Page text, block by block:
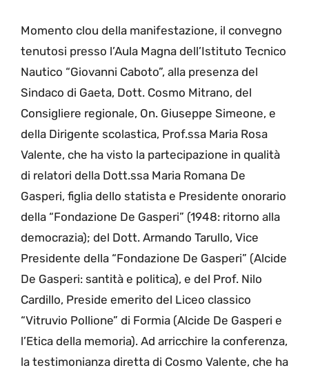
Momento clou della manifestazione, il convegno
tenutosi presso l’Aula Magna dell’Istituto Tecnico
Nautico “Giovanni Caboto”, alla presenza del
Sindaco di Gaeta, Dott. Cosmo Mitrano, del
Consigliere regionale, On. Giuseppe Simeone, e
della Dirigente scolastica, Prof.ssa Maria Rosa
Valente, che ha visto la partecipazione in qualità
di relatori della Dott.ssa Maria Romana De
Gasperi, figlia dello statista e Presidente onorario
della “Fondazione De Gasperi” (1948: ritorno alla
democrazia); del Dott. Armando Tarullo, Vice
Presidente della “Fondazione De Gasperi” (Alcide
De Gasperi: santità e politica), e del Prof. Nilo
Cardillo, Preside emerito del Liceo classico
“Vitruvio Pollione” di Formia (Alcide De Gasperi e
l’Etica della memoria). Ad arricchire la conferenza,
la testimonianza diretta di Cosmo Valente, che ha